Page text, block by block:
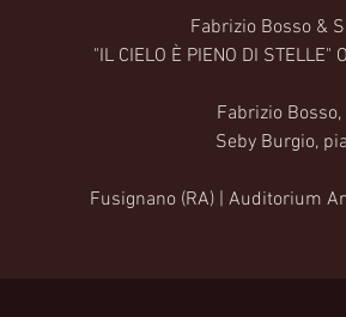
Fabrizio Bosso &
"IL CIELO È PIENO DI
Fabrizio
Seby Burgio,
Fusignano (RA) | Auditorium